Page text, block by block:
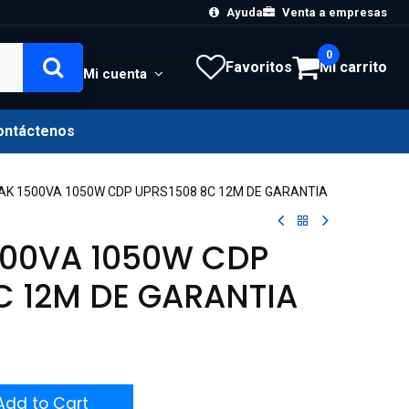
Ayuda Venta a empresas
Mi cuenta Favoritos Mi carrito
0
1500VA 1050W CDP UPRS1508 8C 12M DE GARANTIA
1050W CDP
12M DE GARANTIA
to Cart